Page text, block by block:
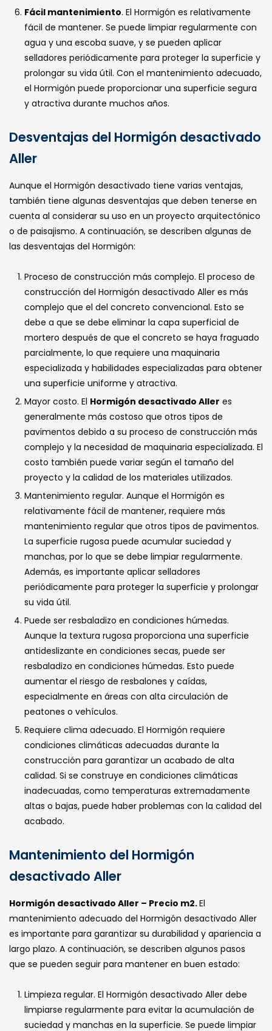
Fácil mantenimiento. El Hormigón es relativamente
fácil de mantener. Se puede limpiar regularmente con
agua y una escoba suave, y se pueden aplicar
selladores periódicamente para proteger la superficie y
prolongar su vida útil. Con el mantenimiento adecuado,
el Hormigón puede proporcionar una superficie segura
y atractiva durante muchos años.
Desventajas del Hormigón desactivado
Aller
Aunque el Hormigón desactivado tiene varias ventajas,
también tiene algunas desventajas que deben tenerse en
cuenta al considerar su uso en un proyecto arquitectónico
o de paisajismo. A continuación, se describen algunas de
las desventajas del Hormigón:
Proceso de construcción más complejo. El proceso de
construcción del Hormigón desactivado Aller es más
complejo que el del concreto convencional. Esto se
debe a que se debe eliminar la capa superficial de
mortero después de que el concreto se haya fraguado
parcialmente, lo que requiere una maquinaria
especializada y habilidades especializadas para obtener
una superficie uniforme y atractiva.
Mayor costo. El Hormigón desactivado Aller es
generalmente más costoso que otros tipos de
pavimentos debido a su proceso de construcción más
complejo y la necesidad de maquinaria especializada. El
costo también puede variar según el tamaño del
proyecto y la calidad de los materiales utilizados.
Mantenimiento regular. Aunque el Hormigón es
relativamente fácil de mantener, requiere más
mantenimiento regular que otros tipos de pavimentos.
La superficie rugosa puede acumular suciedad y
manchas, por lo que se debe limpiar regularmente.
Además, es importante aplicar selladores
periódicamente para proteger la superficie y prolongar
su vida útil.
Puede ser resbaladizo en condiciones húmedas.
Aunque la textura rugosa proporciona una superficie
antideslizante en condiciones secas, puede ser
resbaladizo en condiciones húmedas. Esto puede
aumentar el riesgo de resbalones y caídas,
especialmente en áreas con alta circulación de
peatones o vehículos.
Requiere clima adecuado. El Hormigón requiere
condiciones climáticas adecuadas durante la
construcción para garantizar un acabado de alta
calidad. Si se construye en condiciones climáticas
inadecuadas, como temperaturas extremadamente
altas o bajas, puede haber problemas con la calidad del
acabado.
Mantenimiento del Hormigón
desactivado Aller
Hormigón desactivado Aller – Precio m2.El
mantenimiento adecuado del Hormigón desactivado Aller
es importante para garantizar su durabilidad y apariencia a
largo plazo. A continuación, se describen algunos pasos
que se pueden seguir para mantener en buen estado:
Limpieza regular. El Hormigón desactivado Aller debe
limpiarse regularmente para evitar la acumulación de
suciedad y manchas en la superficie. Se puede limpiar